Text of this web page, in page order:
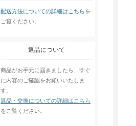
配送方法についての詳細はこちらを
ご覧ください。
返品について
商品がお手元に届きましたら、すぐ
に内容のご確認をお願いいたしま
す。
返品・交換についての詳細はこちら
をご覧ください。